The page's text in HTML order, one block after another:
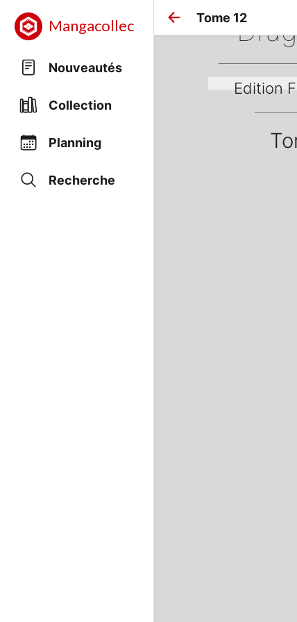
Mangacollec
Nouveautés
Collection
Planning
Recherche
Tome 12
Edition